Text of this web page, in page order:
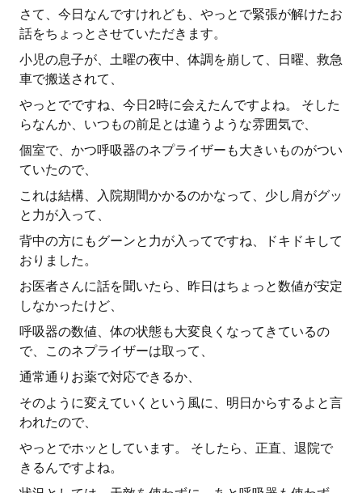
さて、今日なんですけれども、やっとで緊張が解けたお
話をちょっとさせていただきます。
小児の息子が、土曜の夜中、体調を崩して、日曜、救急
車で搬送されて、
やっとでですね、今日2時に会えたんですよね。 そした
らなんか、いつもの前足とは違うような雰囲気で、
個室で、かつ呼吸器のネプライザーも大きいものがつい
ていたので、
これは結構、入院期間かかるのかなって、少し肩がグッ
と力が入って、
背中の方にもグーンと力が入ってですね、ドキドキして
おりました。
お医者さんに話を聞いたら、昨日はちょっと数値が安定
しなかったけど、
呼吸器の数値、体の状態も大変良くなってきているの
で、このネプライザーは取って、
通常通りお薬で対応できるか、
そのように変えていくという風に、明日からするよと言
われたので、
やっとでホッとしています。 そしたら、正直、退院で
きるんですよね。